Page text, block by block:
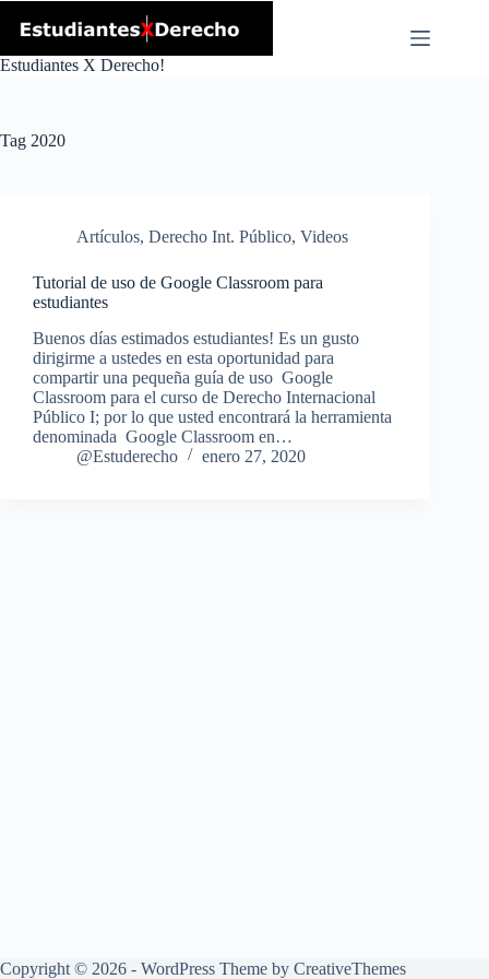
Estudiantes X Derecho!
Tag 2020
Artículos, Derecho Int. Público, Videos
Tutorial de uso de Google Classroom para
estudiantes
Buenos días estimados estudiantes! Es un gusto
dirigirme a ustedes en esta oportunidad para
compartir una pequeña guía de uso Google
Classroom para el curso de Derecho Internacional
Público I; por lo que usted encontrará la herramienta
denominada Google Classroom en…
@Estuderecho
enero 27, 2020
Copyright © 2026 - WordPress Theme by CreativeThemes